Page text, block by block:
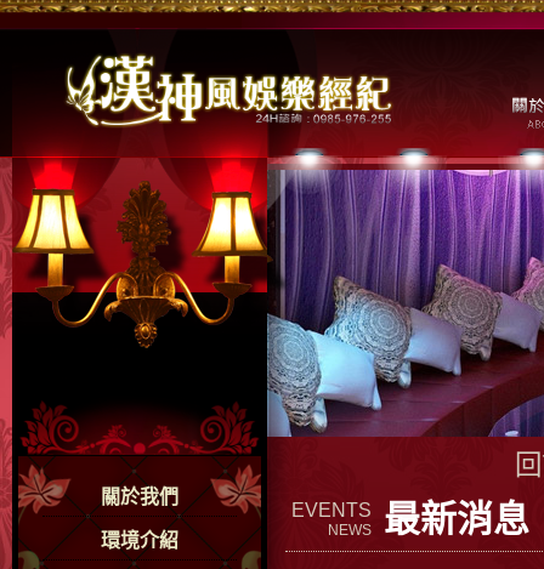
關於我們
環境介紹
EVENTS
NEWS 最新消息